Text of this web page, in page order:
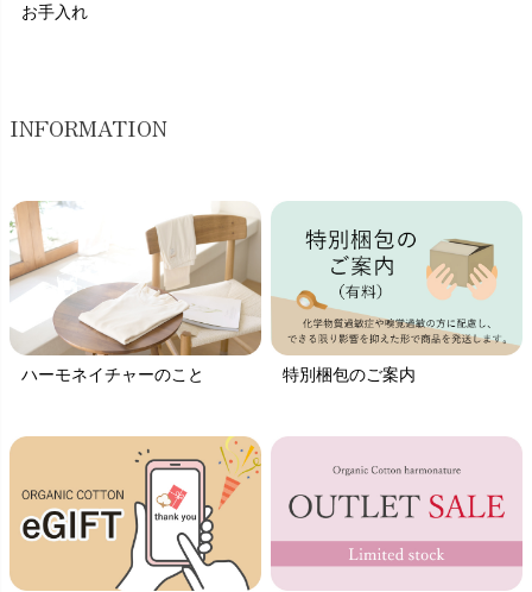
お手入れ
INFORMATION
ハーモネイチャーのこと 特別梱包のご案内